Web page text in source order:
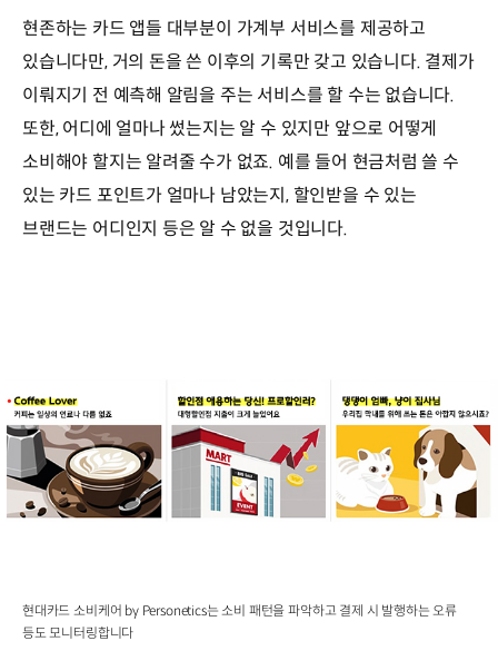
현존하는 카드 앱들 대부분이 가계부 서비스를 제공하고
있습니다만, 거의 돈을 쓴 이후의 기록만 갖고 있습니다. 결제가
이뤄지기 전 예측해 알림을 주는 서비스를 할 수는 없습니다.
또한, 어디에 얼마나 썼는지는 알 수 있지만 앞으로 어떻게
소비해야 할지는 알려줄 수가 없죠. 예를 들어 현금처럼 쓸 수
있는 카드 포인트가 얼마나 남았는지, 할인받을 수 있는
브랜드는 어디인지 등은 알 수 없을 것입니다.
현대카드 소비케어 by Personetics는 소비 패턴을 파악하고 결제 시 발행하는 오류
등도 모니터링합니다